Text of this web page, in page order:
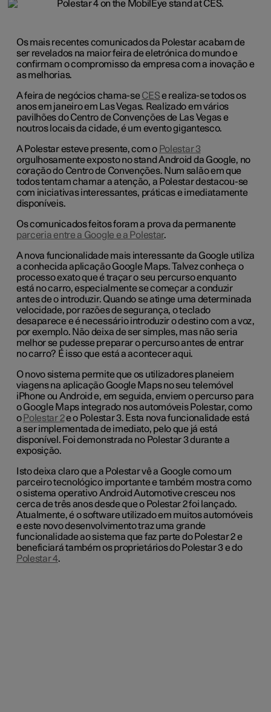
Os mais recentes comunicados da Polestar acabam de
ser revelados na maior feira de eletrónica do mundo e
confirmam o compromisso da empresa com a inovação e
as melhorias.
A feira de negócios chama-seCESe realiza-se todos os
anos em janeiro em Las Vegas. Realizado em vários
pavilhões do Centro de Convenções de Las Vegas e
noutros locais da cidade, é um evento gigantesco.
A Polestar esteve presente, com o Polestar 3
orgulhosamente exposto no stand Android da Google, no
coração do Centro de Convenções. Num salão em que
todos tentam chamar a atenção, a Polestar destacou-se
com iniciativas interessantes, práticas e imediatamente
disponíveis.
Os comunicados feitos foram a prova da permanente
parceria entre a Google e a Polestar.
A nova funcionalidade mais interessante da Google utiliza
a conhecida aplicação Google Maps. Talvez conheça o
processo exato que é traçar o seu percurso enquanto
está no carro, especialmente se começar a conduzir
antes de o introduzir. Quando se atinge uma determinada
velocidade, por razões de segurança, o teclado
desaparece e é necessário introduzir o destino com a voz,
por exemplo. Não deixa de ser simples, mas não seria
melhor se pudesse preparar o percurso antes de entrar
no carro? É isso que está a acontecer aqui.
O novo sistema permite que os utilizadores planeiem
viagens na aplicação Google Maps no seu telemóvel
iPhone ou Android e, em seguida, enviem o percurso para
o Google Maps integrado nos automóveis Polestar, como
o Polestar 2e o Polestar 3. Esta nova funcionalidade está
a ser implementada de imediato, pelo que já está
disponível. Foi demonstrada no Polestar 3 durante a
exposição.
Isto deixa claro que a Polestar vê a Google como um
parceiro tecnológico importante e também mostra como
o sistema operativo Android Automotive cresceu nos
cerca de três anos desde que o Polestar 2 foi lançado.
Atualmente, é o software utilizado em muitos automóveis
e este novo desenvolvimento traz uma grande
funcionalidade ao sistema que faz parte do Polestar 2 e
beneficiará também os proprietários do Polestar 3 e do
Polestar 4.